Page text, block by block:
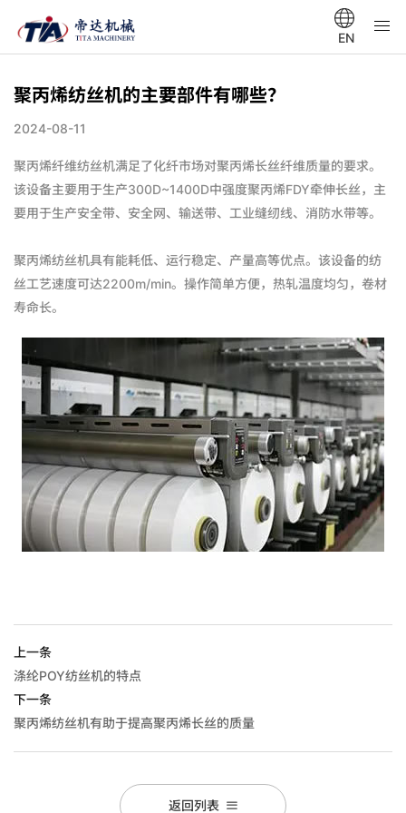
EN
聚丙烯纺丝机的主要部件有哪些？
2024-08-11
聚丙烯纤维纺丝机满足了化纤市场对聚丙烯长丝纤维质量的要求。
该设备主要用于生产300D~1400D中强度聚丙烯FDY牵伸长丝，主
要用于生产安全带、安全网、输送带、工业缝纫线、消防水带等。
聚丙烯纺丝机具有能耗低、运行稳定、产量高等优点。该设备的纺
丝工艺速度可达2200m/min。操作简单方便，热轧温度均匀，卷材
寿命长。
上一条
涤纶POY纺丝机的特点
下一条
聚丙烯纺丝机有助于提高聚丙烯长丝的质量
返回列表